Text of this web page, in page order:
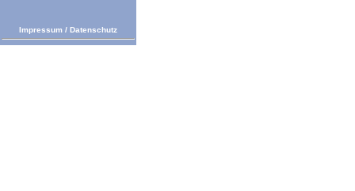
Impressum / Datenschutz